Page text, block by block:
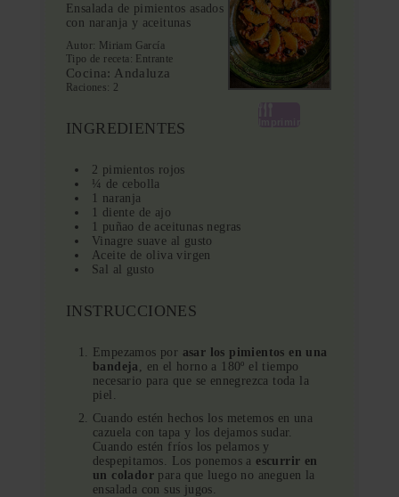
Ensalada de pimientos asados
con naranja y aceitunas
Autor: Miriam García
Tipo de receta: Entrante
Cocina: Andaluza
Raciones: 2
INGREDIENTES
2 pimientos rojos
¼ de cebolla
1 naranja
1 diente de ajo
1 puñao de aceitunas negras
Vinagre suave al gusto
Aceite de oliva virgen
Sal al gusto
INSTRUCCIONES
Empezamos por asar los pimientos en una
bandeja
, en el horno a 180º el tiempo
necesario para que se ennegrezca toda la
piel.
Cuando estén hechos los metemos en una
cazuela con tapa y los dejamos sudar.
Cuando estén fríos los pelamos y
despepitamos. Los ponemos a escurrir en
un colador para que luego no aneguen la
ensalada con sus jugos.